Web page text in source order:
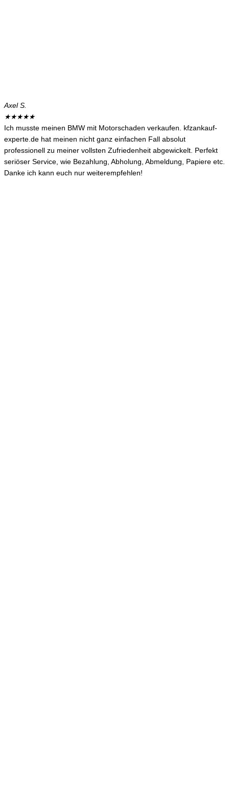
Axel S.
★★★★★
Ich musste meinen BMW mit Motorschaden verkaufen. kfzankauf-
experte.de hat meinen nicht ganz einfachen Fall absolut
professionell zu meiner vollsten Zufriedenheit abgewickelt. Perfekt
seriöser Service, wie Bezahlung, Abholung, Abmeldung, Papiere etc.
Danke ich kann euch nur weiterempfehlen!